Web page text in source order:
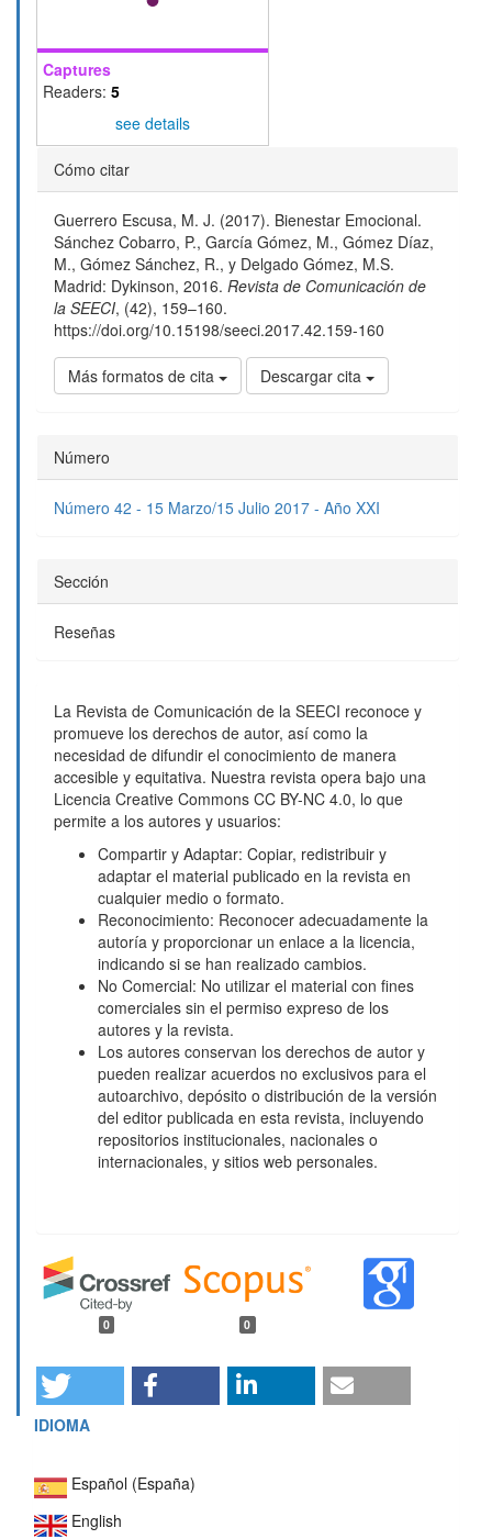
Captures
Readers: 5
see details
Detalles
del
artículo
Cómo citar
Guerrero Escusa, M. J. (2017). Bienestar Emocional.
Sánchez Cobarro, P., García Gómez, M., Gómez Díaz,
M., Gómez Sánchez, R., y Delgado Gómez, M.S.
Madrid: Dykinson, 2016. Revista de Comunicación de
la SEECI, (42), 159–160.
https://doi.org/10.15198/seeci.2017.42.159-160
Más formatos de cita Descargar cita
Número
Número 42 - 15 Marzo/15 Julio 2017 - Año XXI
Sección
Reseñas
La Revista de Comunicación de la SEECI reconoce y
promueve los derechos de autor, así como la
necesidad de difundir el conocimiento de manera
accesible y equitativa. Nuestra revista opera bajo una
Licencia Creative Commons CC BY-NC 4.0, lo que
permite a los autores y usuarios:
Compartir y Adaptar: Copiar, redistribuir y
adaptar el material publicado en la revista en
cualquier medio o formato.
Reconocimiento: Reconocer adecuadamente la
autoría y proporcionar un enlace a la licencia,
indicando si se han realizado cambios.
No Comercial: No utilizar el material con fines
comerciales sin el permiso expreso de los
autores y la revista.
Los autores conservan los derechos de autor y
pueden realizar acuerdos no exclusivos para el
autoarchivo, depósito o distribución de la versión
del editor publicada en esta revista, incluyendo
repositorios institucionales, nacionales o
internacionales, y sitios web personales.
0 0
IDIOMA
Español (España)
English